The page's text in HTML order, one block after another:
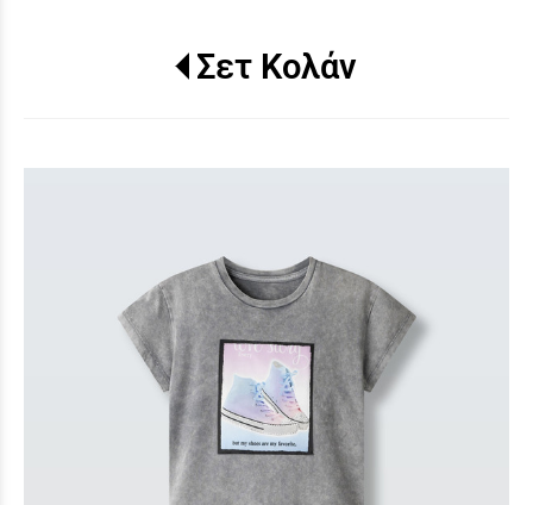
Σετ Κολάν